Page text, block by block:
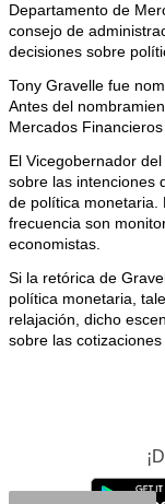
Departamento de
consejo de
decisiones sobre
Tony Gravelle fue
Antes del
Mercados
El Vicegobernador
sobre las intenciones
de política monetaria.
frecuencia son
economistas.
Si la retórica de
política monetaria,
relajación, dicho
sobre las